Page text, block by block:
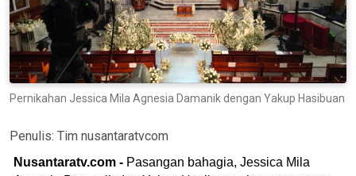
Pernikahan Jessica Mila Agnesia Damanik dengan Yakup Hasibuan
Penulis: Tim nusantaratvcom
Nusantaratv.com - Pasangan bahagia, Jessica Mila